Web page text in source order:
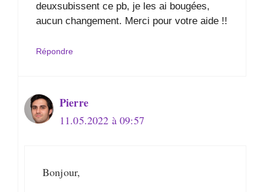
deuxsubissent ce pb, je les ai bougées,
aucun changement. Merci pour votre aide !!
Répondre
Pierre
11.05.2022 à 09:57
Bonjour,